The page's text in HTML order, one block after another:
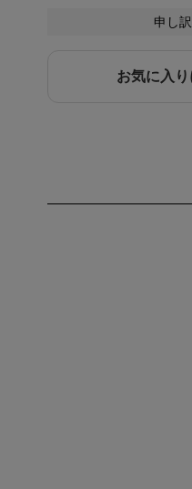
申し
お気に入